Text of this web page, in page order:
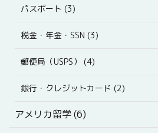
パスポート (3)
税金・年金・SSN (3)
郵便局（USPS） (4)
銀行・クレジットカード (2)
アメリカ留学 (6)